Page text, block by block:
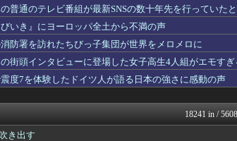
レゼントしてしまうｗｗｗｗ...
【サッカー ま
と同じ傾向がある」
スコールちゃ
愛すぎると話題に！
アニゲー速報
ソロホームラン！4...
なんじぇいスタ
さいうるさいうるさい！日本...
わんこーる速報
いていった娘！⇒ (※画像...
不思議.net -
筋肉速報
されまくった結果ｗｗｗｗ...
えっ!?またここ
デビュー戦1回7失点で...
普通のテレビ番組が最新SNSの数十年先を行っていた
いき』にヨーロッパ全土から不満の声
防署を訪れたちびっ子集団が世界をメロメロに
街頭インタビューに登場した女子高生4人組がエモすぎ
度7を体験したドイツ人が語る日本の強さに感動の声
18241 in /
き出す